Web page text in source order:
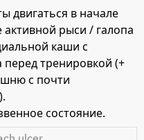
проблем с галопом,
руками" мне
двигаться в начале
активной рыси / галопа
каши с
тренировкой (+
с почти
состояние.